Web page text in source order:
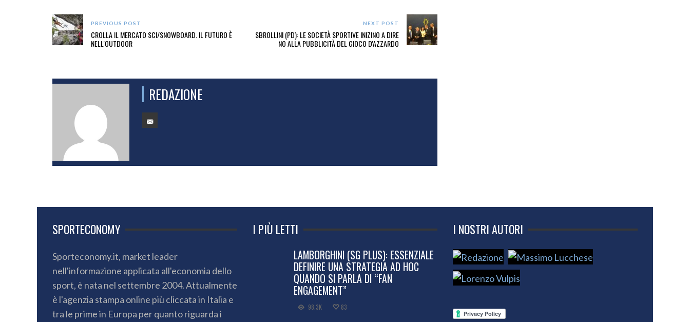
PREVIOUS POST
CROLLA IL MERCATO SCI/SNOWBOARD. IL FUTURO È
NELL'OUTDOOR
NEXT POST
SBROLLINI (PD): LE SOCIETÀ SPORTIVE INIZINO A DIRE
NO ALLA PUBBLICITÀ DEL GIOCO D'AZZARDO
REDAZIONE
SPORTECONOMY
Sporteconomy.it, market leader
nell'informazione applicata all'economia dello
sport, è nata nel settembre 2004. Attualmente
è l'agenzia stampa online più cliccata in Italia e
tra le prime in Europa per quanto riguarda i
I PIÙ LETTI
LAMBORGHINI (SG PLUS): ESSENZIALE
DEFINIRE UNA STRATEGIA AD HOC
QUANDO SI PARLA DI “FAN
ENGAGEMENT”
98.3K 83
I NOSTRI AUTORI